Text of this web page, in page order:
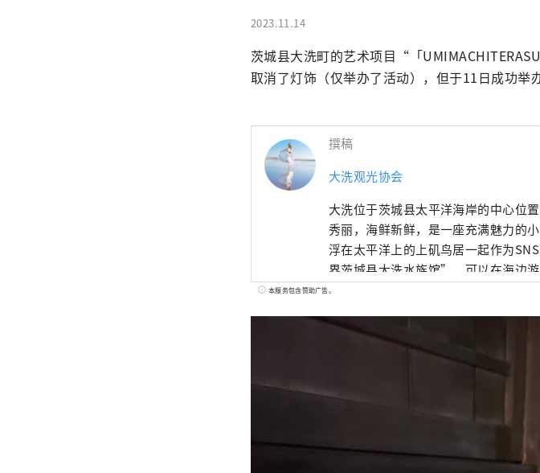
2023.11.14
茨城县大洗町的艺术项目“「
取消了灯饰（仅举办了活动），但于11日成功举
撰稿
大洗观光协会
大洗位于茨城县太平洋海岸的中心位
秀丽，海鲜新鲜，是一座充满魅力的
浮在太平洋上的上矶鸟居一起作为
界茨城县大洗水族馆”、可以在海边
“大洗海岸”，从大洗可以看到大洗
“安康鱼”、岩牡蛎、蛤蜊等大洗特产
本服务包含赞助广告。